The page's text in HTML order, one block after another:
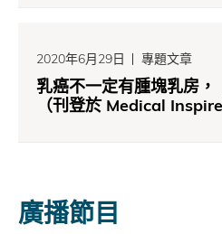
2020年6月29日 專題文章
乳癌不一定有腫塊乳房
（刊登於 Medical Inspire
廣播節目